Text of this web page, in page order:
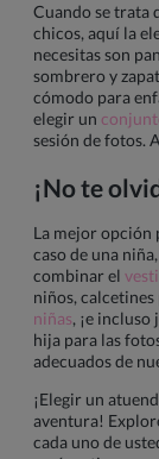
Cuando se trata
chicos, aquí la
necesitas son
sombrero y
cómodo para
elegir un
sesión de fotos.
¡No te
La mejor opción
caso de una
combinar el
niños,
niñas, ¡e incluso
hija para las
adecuados de
¡Elegir un
aventura!
cada uno de